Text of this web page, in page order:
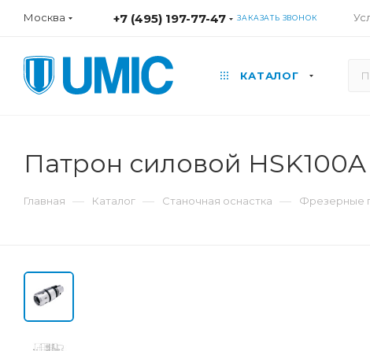
Москва +7 (495) 197-77-47 ЗАКАЗАТЬ ЗВОНОК
КАТАЛОГ
Патрон силовой
Главная — Каталог — Станочная оснастка — Фрезерные